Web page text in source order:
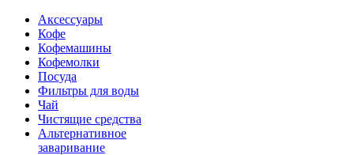
Аксессуары
Кофе
Кофемашины
Кофемолки
Посуда
Фильтры для воды
Чай
Чистящие средства
Альтернативное
заваривание